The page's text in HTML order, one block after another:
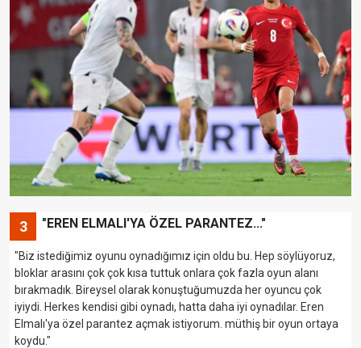
3 "EREN ELMALI'YA ÖZEL PARANTEZ..."
"Biz istediğimiz oyunu oynadığımız için oldu bu. Hep söylüyoruz,
bloklar arasını çok çok kısa tuttuk onlara çok fazla oyun alanı
bırakmadık. Bireysel olarak konuştuğumuzda her oyuncu çok
iyiydi. Herkes kendisi gibi oynadı, hatta daha iyi oynadılar. Eren
Elmalı'ya özel parantez açmak istiyorum. müthiş bir oyun ortaya
koydu."